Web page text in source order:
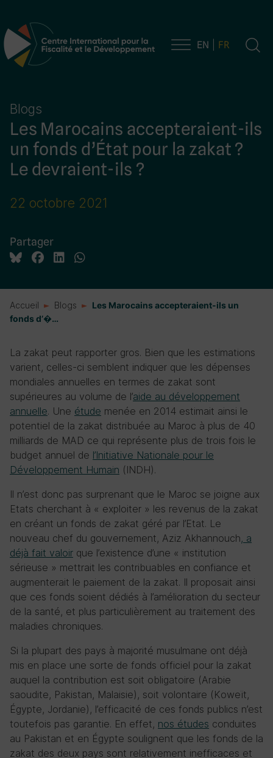
Navigation principale EN FR
Blogs
Les Marocains accepteraient-ils
un fonds d’État pour la zakat ?
Le devraient-ils ?
22 octobre 2021
Partager
Accueil Blogs
Les Marocains accepteraient-ils un
fonds d’�…
La zakat peut rapporter gros. Bien que les estimations
varient, celles-ci semblent indiquer que les dépenses
mondiales annuelles en termes de zakat sont
supérieures au volume de l’aide au développement
annuelle. Une étude menée en 2014 estimait ainsi le
potentiel de la zakat distribuée au Maroc à plus de 40
milliards de MAD ce qui représente plus de trois fois le
budget annuel de l’Initiative Nationale pour le
Développement Humain (INDH).
Il n’est donc pas surprenant que le Maroc se joigne aux
Etats cherchant à « exploiter » les revenus de la zakat
en créant un fonds de zakat géré par l’Etat. Le
nouveau chef du gouvernement, Aziz Akhannouch, a
déjà fait valoir que l’existence d’une « institution
sérieuse » mettrait les contribuables en confiance et
augmenterait le paiement de la zakat. Il proposait ainsi
que ces fonds soient dédiés à l’amélioration du secteur
de la santé, et plus particulièrement au traitement des
maladies chroniques.
Si la plupart des pays à majorité musulmane ont déjà
mis en place une sorte de fonds officiel pour la zakat
auquel la contribution est soit obligatoire (Arabie
saoudite, Pakistan, Malaisie), soit volontaire (Koweït,
Égypte, Jordanie), l’efficacité de ces fonds publics n’est
toutefois pas garantie. En effet, nos études conduites
au Pakistan et en Égypte soulignent que les fonds de la
zakat des deux pays sont relativement inefficaces et